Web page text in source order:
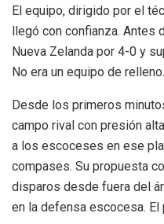
El equipo, dirigido por el
llegó con confianza. Antes
Nueva Zelanda por 4-0 y
No era un equipo de relleno.
Desde los primeros
campo rival con presión
a los escoceses en ese
compases. Su propuesta
disparos desde fuera del
en la defensa escocesa. El